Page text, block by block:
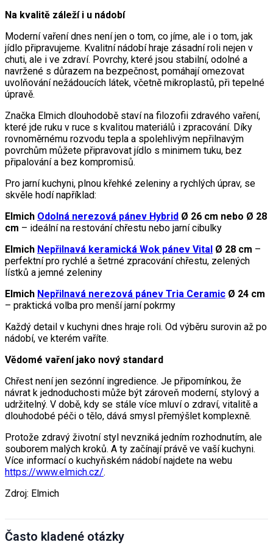
Na kvalitě záleží i u nádobí
Moderní vaření dnes není jen o tom, co jíme, ale i o tom, jak
jídlo připravujeme. Kvalitní nádobí hraje zásadní roli nejen v
chuti, ale i ve zdraví. Povrchy, které jsou stabilní, odolné a
navržené s důrazem na bezpečnost, pomáhají omezovat
uvolňování nežádoucích látek, včetně mikroplastů, při tepelné
úpravě.
Značka Elmich dlouhodobě staví na filozofii zdravého vaření,
které jde ruku v ruce s kvalitou materiálů i zpracování. Díky
rovnoměrnému rozvodu tepla a spolehlivým nepřilnavým
povrchům můžete připravovat jídlo s minimem tuku, bez
připalování a bez kompromisů.
Pro jarní kuchyni, plnou křehké zeleniny a rychlých úprav, se
skvěle hodí například:
Elmich Odolná nerezová pánev Hybrid Ø 26 cm nebo Ø 28
cm – ideální na restování chřestu nebo jarní cibulky
Elmich Nepřilnavá keramická Wok pánev Vital Ø 28 cm –
perfektní pro rychlé a šetrné zpracování chřestu, zelených
lístků a jemné zeleniny
Elmich Nepřilnavá nerezová pánev Tria Ceramic Ø 24 cm
– praktická volba pro menší jarní pokrmy
Každý detail v kuchyni dnes hraje roli. Od výběru surovin až po
nádobí, ve kterém vaříte.
Vědomé vaření jako nový standard
Chřest není jen sezónní ingredience. Je připomínkou, že
návrat k jednoduchosti může být zároveň moderní, stylový a
udržitelný. V době, kdy se stále více mluví o zdraví, vitalitě a
dlouhodobé péči o tělo, dává smysl přemýšlet komplexně.
Protože zdravý životní styl nevzniká jedním rozhodnutím, ale
souborem malých kroků. A ty začínají právě ve vaší kuchyni.
Více informací o kuchyňském nádobí najdete na webu
https://www.elmich.cz/.
Zdroj: Elmich
Často kladené otázky